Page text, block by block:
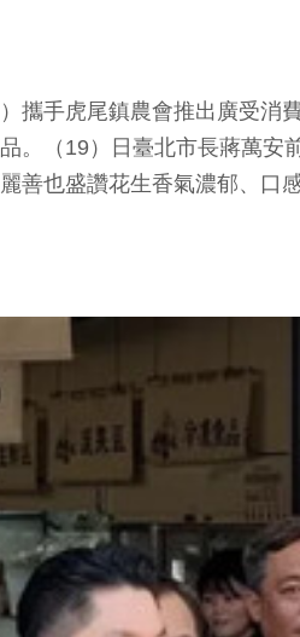
手虎尾鎮農會推出廣受消
。（19）日臺北市長蔣萬
也盛讚花生香氣濃郁、口